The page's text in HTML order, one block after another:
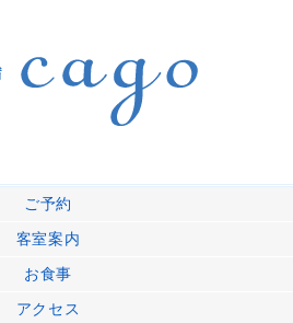
ご予約
客室案内
お食事
アクセス